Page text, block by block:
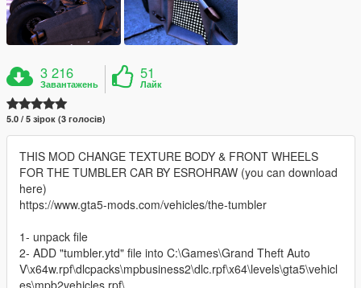
3 216
Завантажень
51
Лайк
5.0 / 5 зірок (3 голосів)
THIS MOD CHANGE TEXTURE BODY & FRONT WHEELS
FOR THE TUMBLER CAR BY ESROHRAW (you can download
here)
https://www.gta5-mods.com/vehicles/the-tumbler
1- unpack file
2- ADD "tumbler.ytd" file into C:\Games\Grand Theft Auto
V\x64w.rpf\dlcpacks\mpbusiness2\dlc.rpf\x64\levels\gta5\vehicl
es\mpb2vehicles.rpf\